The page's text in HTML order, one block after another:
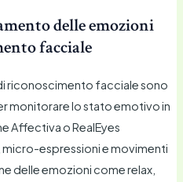
delle emozioni
facciale
riconoscimento facciale sono
monitorare lo stato emotivo in
Affectiva o RealEyes
espressioni e movimenti
delle emozioni come relax,